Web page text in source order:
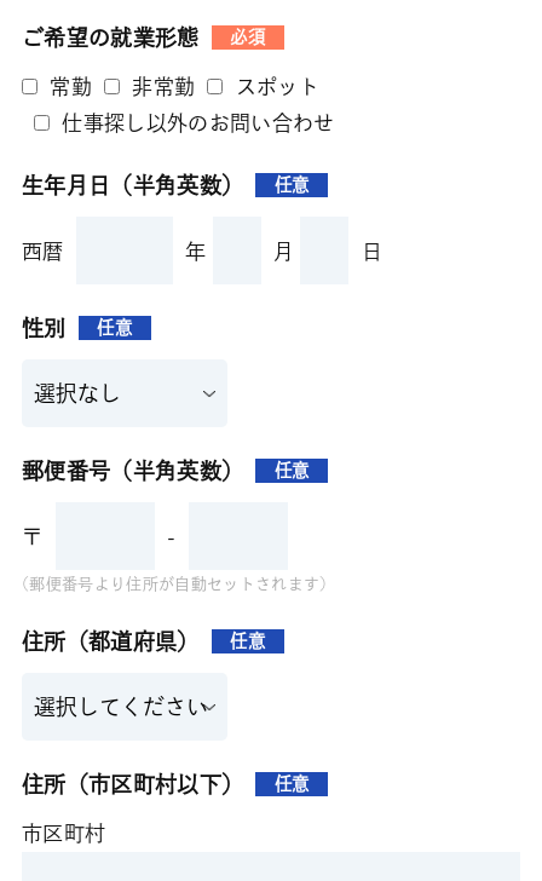
ご希望の就業形態 必須
常勤 非常勤
スポット
仕事探し以外のお問い合わせ
生年月日（半角英数） 任意
西暦 年 月 日
性別 任意
郵便番号（半角英数） 任意
〒 -
(郵便番号より住所が自動セットされます)
住所（都道府県） 任意
住所（市区町村以下） 任意
市区町村